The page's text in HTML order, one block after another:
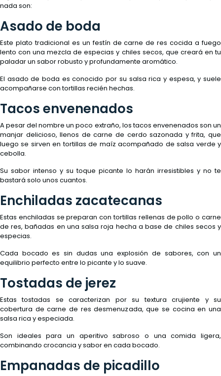
nada son:
Asado de boda
Este plato tradicional es un festín de carne de res cocida a fuego
lento con una mezcla de especias y chiles secos, que creará en tu
paladar un sabor robusto y profundamente aromático.
El asado de boda es conocido por su salsa rica y espesa, y suele
acompañarse con tortillas recién hechas.
Tacos envenenados
A pesar del nombre un poco extraño, los tacos envenenados son un
manjar delicioso, llenos de carne de cerdo sazonada y frita, que
luego se sirven en tortillas de maíz acompañado de salsa verde y
cebolla.
Su sabor intenso y su toque picante lo harán irresistibles y no te
bastará solo unos cuantos.
Enchiladas zacatecanas
Estas enchiladas se preparan con tortillas rellenas de pollo o carne
de res, bañadas en una salsa roja hecha a base de chiles secos y
especias.
Cada bocado es sin dudas una explosión de sabores, con un
equilibrio perfecto entre lo picante y lo suave.
Tostadas de jerez
Estas tostadas se caracterizan por su textura crujiente y su
cobertura de carne de res desmenuzada, que se cocina en una
salsa rica y especiada.
Son ideales para un aperitivo sabroso o una comida ligera,
combinando crocancia y sabor en cada bocado.
Empanadas de picadillo